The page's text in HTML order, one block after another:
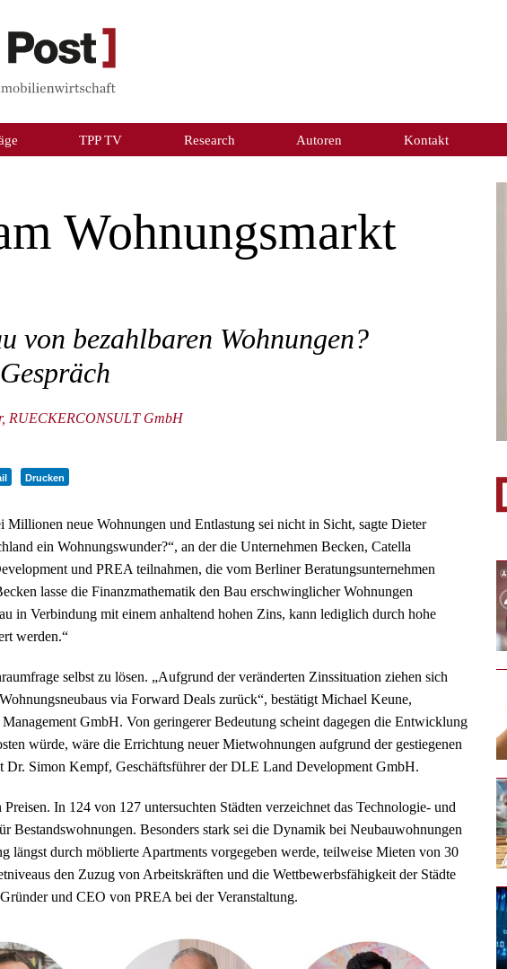
TPP TV Research Autoren Kontakt
Wohnungsmarkt
von bezahlbaren Wohnungen?
RUECKERCONSULT GmbH
Drucken
neue Wohnungen und Entlastung sei nicht in Sicht, sagte Dieter
ein Wohnungswunder?“, an der die Unternehmen Becken, Catella
und PREA teilnahmen, die vom Berliner Beratungsunternehmen
lasse die Finanzmathematik den Bau erschwinglicher Wohnungen
in Verbindung mit einem anhaltend hohen Zins, kann lediglich durch hohe
werden.“
selbst zu lösen. „Aufgrund der veränderten Zinssituation ziehen sich
via Forward Deals zurück“, bestätigt Michael Keune,
GmbH. Von geringerer Bedeutung scheint dagegen die Entwicklung
würde, wäre die Errichtung neuer Mietwohnungen aufgrund der gestiegenen
Dr. Simon Kempf, Geschäftsführer der DLE Land Development GmbH.
In 124 von 127 untersuchten Städten verzeichnet das Technologie- und
Bestandswohnungen. Besonders stark sei die Dynamik bei Neubauwohnungen
längst durch möblierte Apartments vorgegeben werde, teilweise Mieten von 30
den Zuzug von Arbeitskräften und die Wettbewerbsfähigkeit der Städte
und CEO von PREA bei der Veranstaltung.